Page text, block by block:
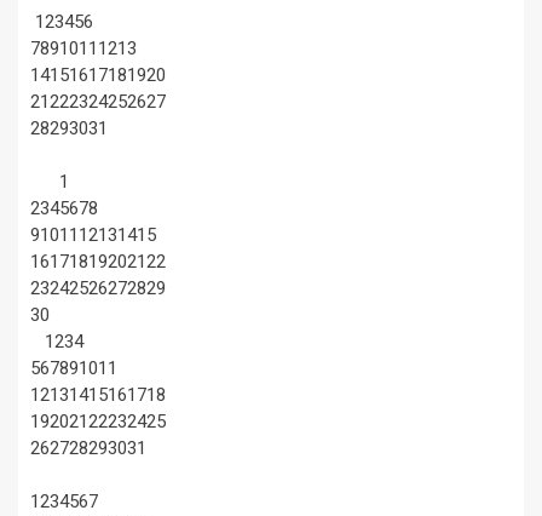
123456
7891011 1213
14151617181920
21222324252627
28293031
1
2345678
91011 12131415
16171819202122
23242526272829
30
1234
567891011
12131415161718
19202122232425
262728293031
1234567